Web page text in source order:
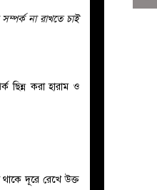
না রাখতে চাই
ছিন্ন করা হারাম ও
থাকে দূরে রেখে উক্ত